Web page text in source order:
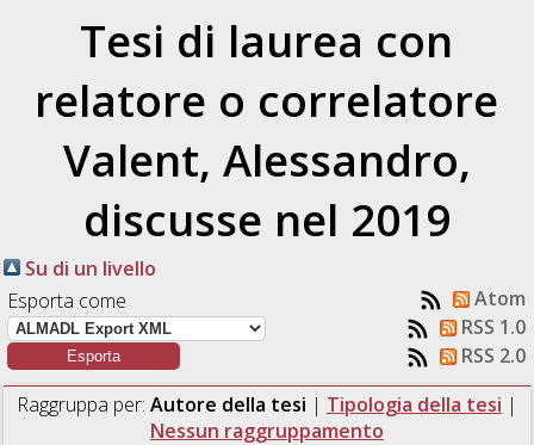
Tesi di laurea con
relatore o correlatore
Valent, Alessandro,
discusse nel 2019
Su di un livello
Esporta come
Atom
RSS 1.0
RSS 2.0
Raggruppa per: Autore della tesi | Tipologia della tesi |
Nessun raggruppamento